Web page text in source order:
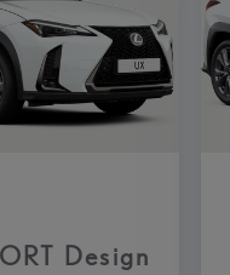
Design